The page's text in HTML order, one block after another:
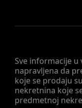
Sve informacije
napravljena da
koje se prodaju
nekretnina koje
predmetnoj